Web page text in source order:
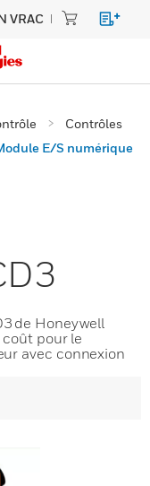
VRAC
Contrôles
E/S numérique
de Honeywell
coût pour le
avec connexion